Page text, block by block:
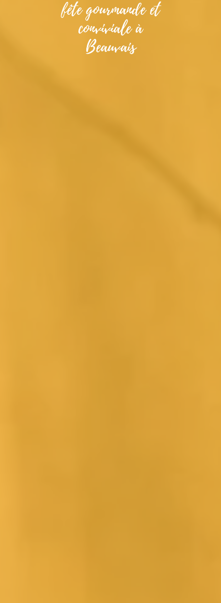
fête gourmande et
conviviale à
Beauvais